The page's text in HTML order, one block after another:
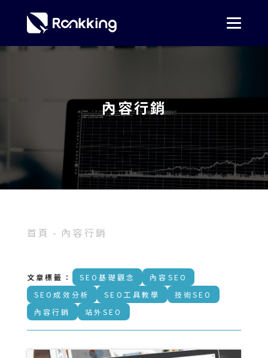
內容行銷
首頁 內容行銷
文章標籤： SEO基礎觀念
內容SEO
SEO成效分析
SEO工具教學
技術SEO
內容行銷
站外SEO